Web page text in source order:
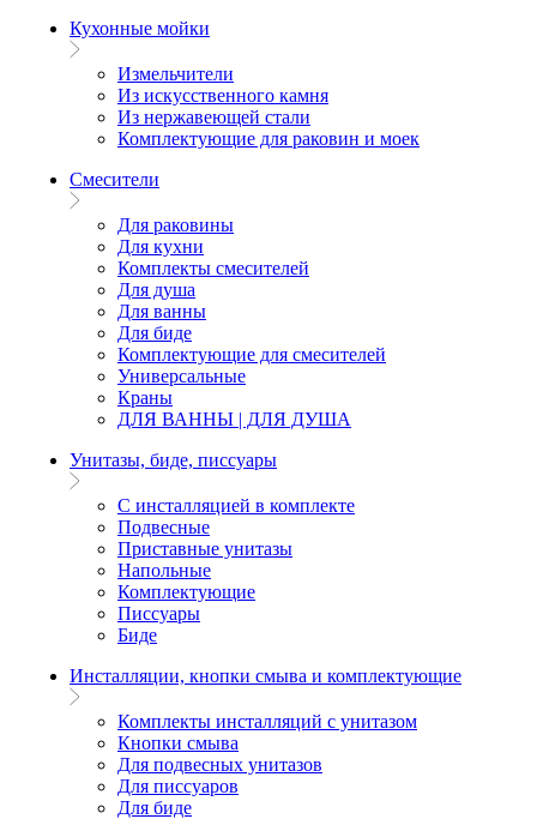
Кухонные мойки
Измельчители
Из искусственного камня
Из нержавеющей стали
Комплектующие для раковин и моек
Смесители
Для раковины
Для кухни
Комплекты смесителей
Для душа
Для ванны
Для биде
Комплектующие для смесителей
Универсальные
Краны
ДЛЯ ВАННЫ | ДЛЯ ДУША
Унитазы, биде, писсуары
С инсталляцией в комплекте
Подвесные
Приставные унитазы
Напольные
Комплектующие
Писсуары
Биде
Инсталляции, кнопки смыва и комплектующие
Комплекты инсталляций с унитазом
Кнопки смыва
Для подвесных унитазов
Для писсуаров
Для биде